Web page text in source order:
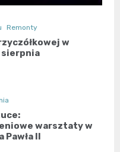
Remonty
w
sierpnia
warsztaty w
Pawła II